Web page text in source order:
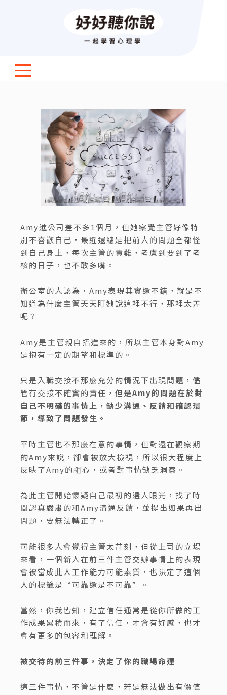
Amy進公司差不多1個月，但她察覺主管好像特
別不喜歡自己，最近還總是把前人的問題全都怪
到自己身上，每次主管的責難，考慮到要到了考
核的日子，也不敢多嘴。
辦公室的人認為，Amy表現其實還不錯，就是不
知道為什麼主管天天盯她說這裡不行，那裡太差
呢？
Amy是主管親自招進來的，所以主管本身對Amy
是抱有一定的期望和標準的。
只是入職交接不那麼充分的情況下出現問題，儘
管有交接不確實的責任， 但是Amy的問題在於對
自己不明確的事情上，缺少溝通、反饋和確認環
節，導致了問題發生。
平時主管也不那麼在意的事情，但對還在觀察期
的Amy來說，卻會被放大檢視，所以很大程度上
反映了Amy的粗心，或者對事情缺乏洞察。
為此主管開始懷疑自己最初的選人眼光，找了時
間認真嚴肅的和Amy溝通反饋，並提出如果再出
問題，要無法轉正了。
可能很多人會覺得主管太苛刻，但從上司的立場
來看，一個新人在前三件主管交辦事情上的表現
會被當成此人工作能力可能素質，也決定了這個
人的標籤是“可靠還是不可靠”。
當然，你我皆知，建立信任通常是從你所做的工
作成果累積而來，有了信任，才會有好感，也才
會有更多的包容和理解。
被交待的前三件事，決定了你的職場命運
這三件事情，不管是什麼，若是無法做出有價值